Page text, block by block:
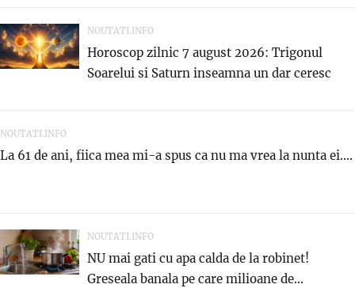
NOUTATI.INFO
Horoscop zilnic 7 august 2026: Trigonul
Soarelui si Saturn inseamna un dar ceresc
NOUTATI.INFO
La 61 de ani, fiica mea mi-a spus ca nu ma vrea la nunta ei....
NOUTATI.INFO
NU mai gati cu apa calda de la robinet!
Greseala banala pe care milioane de...